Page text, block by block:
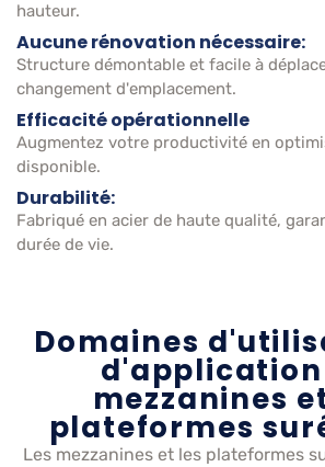
hauteur.
Aucune rénovation nécessaire:
Structure démontable et facile à
changement d'emplacement.
Efficacité opérationnelle
Augmentez votre productivité en
disponible.
Durabilité:
Fabriqué en acier de haute qualité,
durée de vie.
Domaines
d'application
mezzanines
plateformes
Les mezzanines et les plateformes